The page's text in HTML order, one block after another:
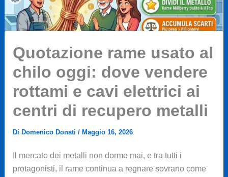
Quotazione rame usato al
chilo oggi: dove vendere
rottami e cavi elettrici ai
centri di recupero metalli
Di Domenico Donati / Maggio 16, 2026
Il mercato dei metalli non dorme mai, e tra tutti i
protagonisti, il rame continua a regnare sovrano come